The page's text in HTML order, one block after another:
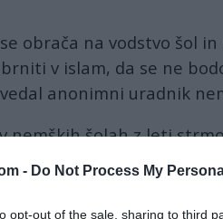
- Do Not Process My
opt-out of the sale, sharing to third
obrača na vodstvo šol in
v islam, da se ne
anonimni uradnik
nemških šolah z leti
zlasti v velikih mestih,
konvertieren aus Angst